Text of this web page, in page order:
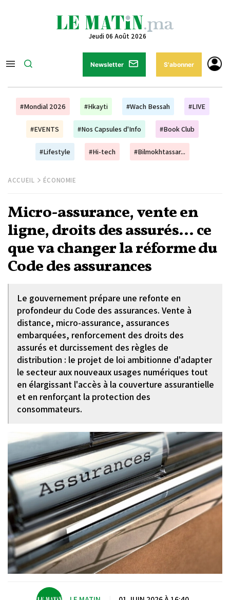
Jeudi 06 Août 2026
Newsletter S'abonner
#Mondial 2026 #Hkayti #Wach Bessah #LIVE
#EVENTS #Nos Capsules d'Info #Book Club
#Lifestyle #Hi-tech #Bilmokhtassar...
ACCUEIL ÉCONOMIE
Micro-assurance, vente en
ligne, droits des assurés… ce
que va changer la réforme du
Code des assurances
Le gouvernement prépare une refonte en
profondeur du Code des assurances. Vente à
distance, micro-assurance, assurances
embarquées, renforcement des droits des
assurés et durcissement des règles de
distribution : le projet de loi ambitionne d'adapter
le secteur aux nouveaux usages numériques tout
en élargissant l'accès à la couverture assurantielle
et en renforçant la protection des
consommateurs.